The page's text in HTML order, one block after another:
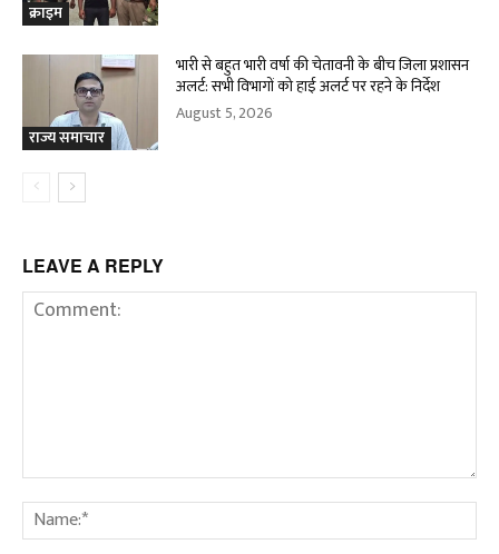
क्राइम
राज्य समाचार
भारी से बहुत भारी वर्षा की चेतावनी के बीच जिला प्रशासन
अलर्ट: सभी विभागों को हाई अलर्ट पर रहने के निर्देश
August 5, 2026
LEAVE A REPLY
Comment: